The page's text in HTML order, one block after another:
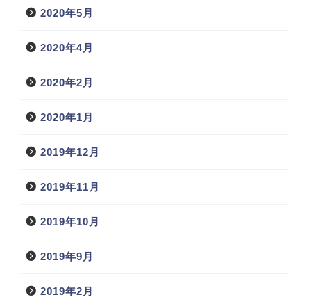
2020年5月
2020年4月
2020年2月
2020年1月
2019年12月
2019年11月
2019年10月
2019年9月
2019年2月